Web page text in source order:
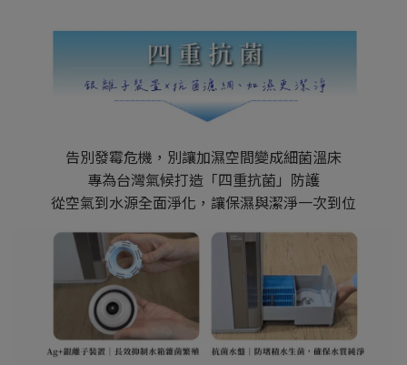
告別發霉危機，別讓加濕空間變成細菌溫床
專為台灣氣候打造「四重抗菌」防護
從空氣到水源全面淨化，讓保濕與潔淨一次到位